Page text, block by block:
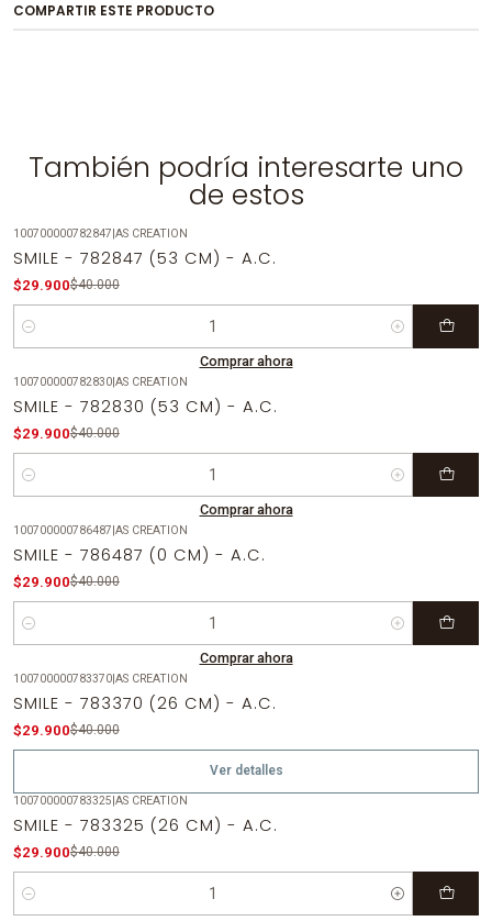
COMPARTIR ESTE PRODUCTO
También podría interesarte uno
de estos
100700000782847|AS CREATION
SMILE - 782847 (53 CM) - A.C.
$29.900$40.000
Cantidad
Comprar ahora
100700000782830|AS CREATION
SMILE - 782830 (53 CM) - A.C.
$29.900$40.000
Cantidad
Comprar ahora
100700000786487|AS CREATION
SMILE - 786487 (0 CM) - A.C.
$29.900$40.000
Cantidad
Comprar ahora
Agotado
100700000783370|AS CREATION
SMILE - 783370 (26 CM) - A.C.
$29.900$40.000
Ver detalles
100700000783325|AS CREATION
SMILE - 783325 (26 CM) - A.C.
$29.900$40.000
Cantidad